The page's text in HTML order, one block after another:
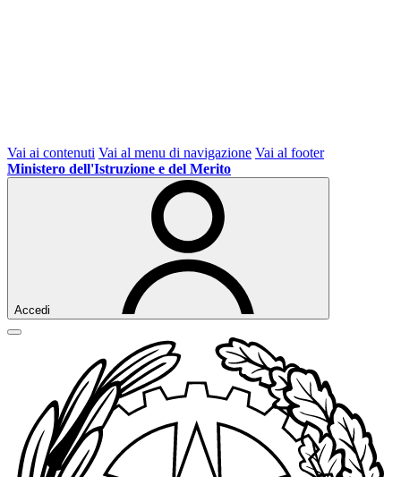
Vai ai contenuti Vai al menu di navigazione Vai al footer
Ministero dell'Istruzione e del Merito
Accedi